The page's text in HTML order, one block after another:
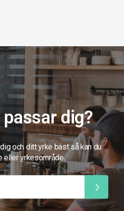
dig?
och ditt yrke bäst så kan du
eller yrkesområde.